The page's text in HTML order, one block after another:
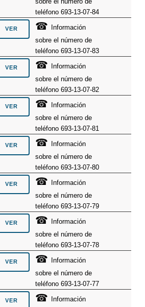
teléfono 693-13-07-84
☎
Información
sobre el número de
teléfono 693-13-07-83
☎
Información
sobre el número de
teléfono 693-13-07-82
☎
Información
sobre el número de
teléfono 693-13-07-81
☎
Información
sobre el número de
teléfono 693-13-07-80
☎
Información
sobre el número de
teléfono 693-13-07-79
☎
Información
sobre el número de
teléfono 693-13-07-78
☎
Información
sobre el número de
teléfono 693-13-07-77
☎
Información